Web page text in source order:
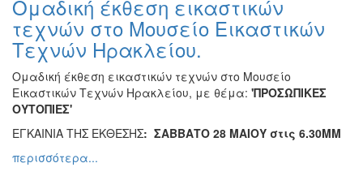
Βιβλίο
Ζωγραφική
Φωτογραφία
Τραγούδι
Μουσική
Κινηματογράφος
Χορός
Ομαδική έκθεση εικαστικών
τεχνών στο Μουσείο Εικαστικών
Τεχνών Ηρακλείου.
Ομαδική έκθεση εικαστικών τεχνών στο Μουσείο
Εικαστικών Τεχνών Ηρακλείου, με θέμα: 'ΠΡΟΣΩΠΙΚΕΣ
ΟΥΤΟΠΙΕΣ'
ΕΓΚΑΙΝΙΑ ΤΗΣ ΕΚΘΕΣΗΣ: ΣΑΒΒΑΤΟ 28 ΜΑΙΟΥ στις 6.30ΜΜ
περισσότερα...